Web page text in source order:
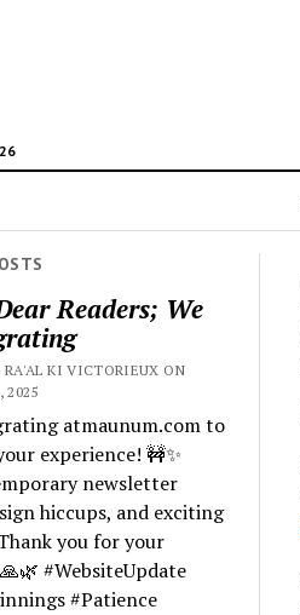
Readers; We
RA'AL KI VICTORIEUX ON
2025
atmaunum.com to
experience! 🚧✨
newsletter
hiccups, and exciting
you for your
#WebsiteUpdate
#Patience